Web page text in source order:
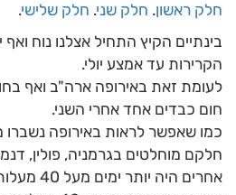
חלק ראשון. חלק שני. חלק שלישי.
בינתיים הקיץ התחיל אצלנו נוח
הקרירות עד אמצע יולי.
לעומת זאת באירופה ארה"ב ואף
חום כבדים אחד אחרי השני.
כמו שאפשר לראות באירופה נשברו
חלקם מוחלטים בגרמניה, פולין,
אחרים